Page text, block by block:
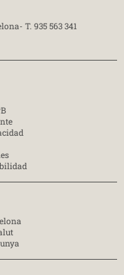
T. 935 563 341